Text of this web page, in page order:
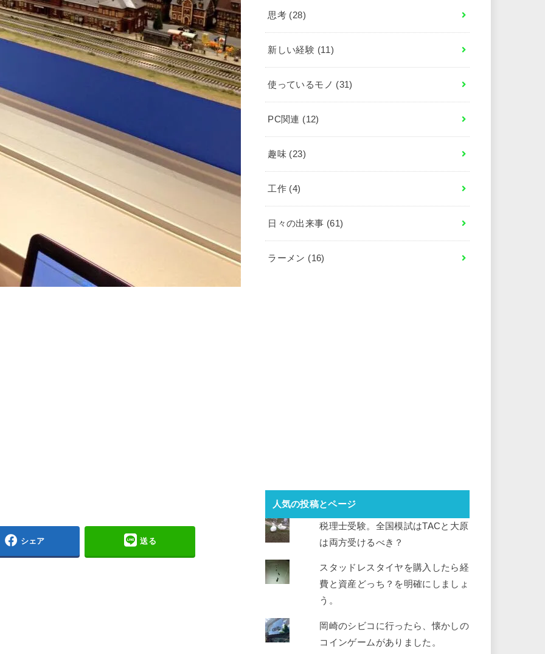
シェア 送る
思考 (28)
新しい経験 (11)
使っているモノ (31)
PC関連 (12)
趣味 (23)
工作 (4)
日々の出来事 (61)
ラーメン (16)
人気の投稿とページ
税理士受験。全国模試はTACと大原
は両方受けるべき？
スタッドレスタイヤを購入したら経
費と資産どっち？を明確にしましょ
う。
岡崎のシビコに行ったら、懐かしの
コインゲームがありました。